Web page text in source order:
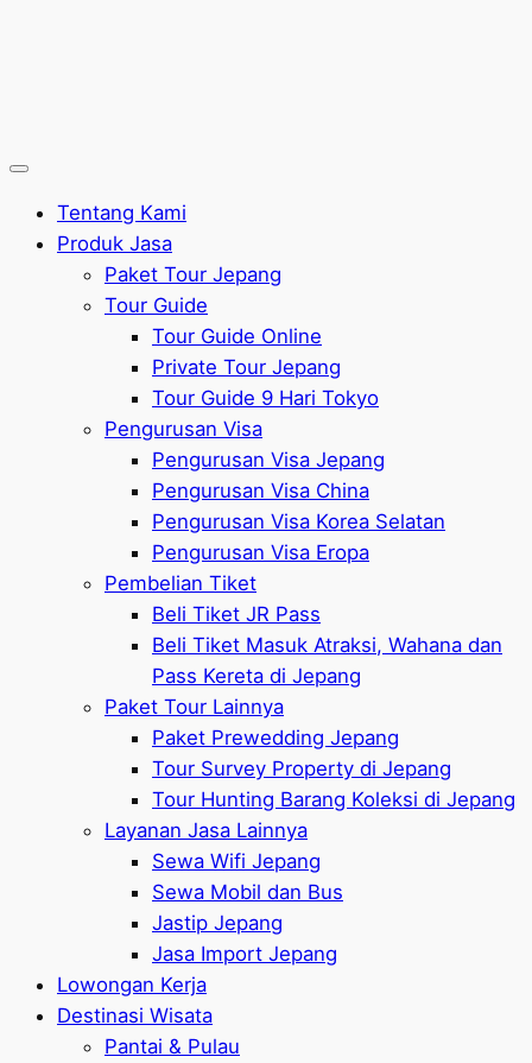
Tentang Kami
Produk Jasa
Paket Tour Jepang
Tour Guide
Tour Guide Online
Private Tour Jepang
Tour Guide 9 Hari Tokyo
Pengurusan Visa
Pengurusan Visa Jepang
Pengurusan Visa China
Pengurusan Visa Korea Selatan
Pengurusan Visa Eropa
Pembelian Tiket
Beli Tiket JR Pass
Beli Tiket Masuk Atraksi, Wahana dan
Pass Kereta di Jepang
Paket Tour Lainnya
Paket Prewedding Jepang
Tour Survey Property di Jepang
Tour Hunting Barang Koleksi di Jepang
Layanan Jasa Lainnya
Sewa Wifi Jepang
Sewa Mobil dan Bus
Jastip Jepang
Jasa Import Jepang
Lowongan Kerja
Destinasi Wisata
Pantai & Pulau